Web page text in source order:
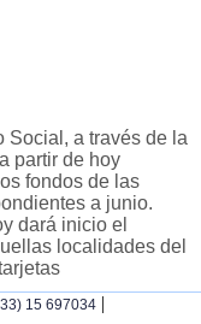
Social, a través de la
partir de hoy
fondos de las
a junio.
dará inicio el
localidades del
15 697034 |